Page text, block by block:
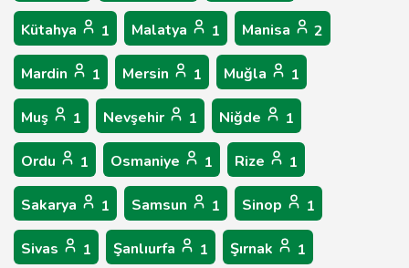
Kütahya 1 Malatya 1 Manisa 2
Mardin 1 Mersin 1 Muğla 1
Muş 1 Nevşehir 1 Niğde 1
Ordu 1 Osmaniye 1 Rize 1
Sakarya 1 Samsun 1 Sinop 1
Sivas 1 Şanlıurfa 1 Şırnak 1